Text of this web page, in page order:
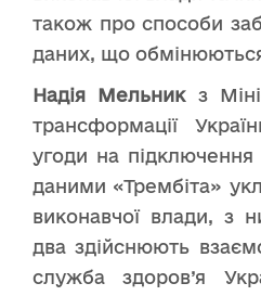
також про способи
даних, що
Надія Мельникз
трансформації
угоди на
даними «Трембіта»
виконавчої влади, з
два здійснюють
служба здоров’я